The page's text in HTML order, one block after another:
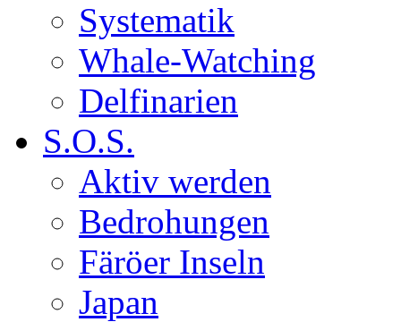
Systematik
Whale-Watching
Delfinarien
S.O.S.
Aktiv werden
Bedrohungen
Färöer Inseln
Japan